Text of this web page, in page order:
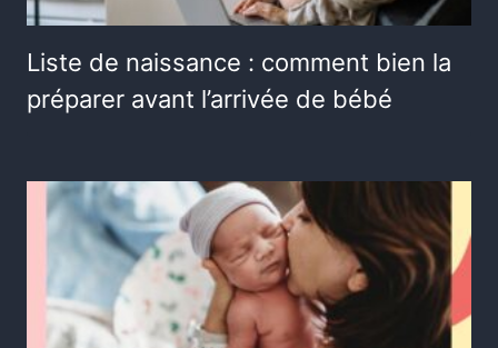
Liste de naissance : comment bien la
préparer avant l’arrivée de bébé